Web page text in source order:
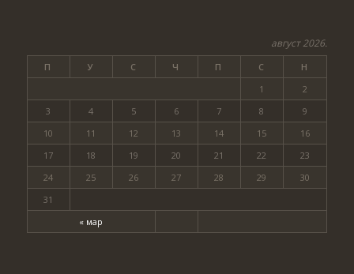
август 2026.
П У С Ч П С Н
« мар
1
2
3
4 5 6 7 8
9
10
11 12 13 14 15
16
17
18 19 20 21 22
23
24
25 26 27 28 29
30
31